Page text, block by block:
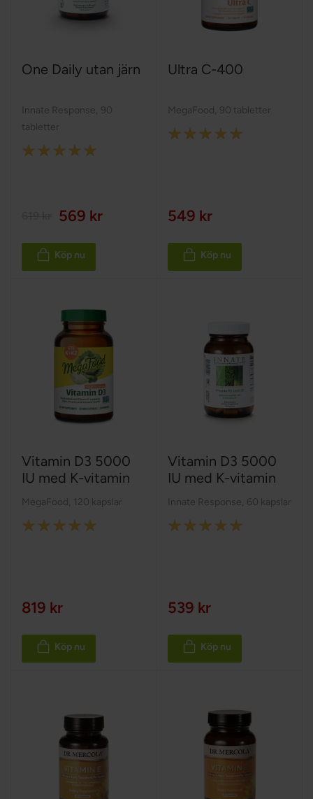
One Daily utan järn
Innate Response 90
tabletter
Rating:
569 kr
Köp nu
Ultra C-400
MegaFood 90 tabletter
Rating:
549 kr
Köp nu
Vitamin D3 5000
IU med K-vitamin
MegaFood 120 kapslar
Rating:
819 kr
Köp nu
Vitamin D3 5000
IU med K-vitamin
Innate Response 60 kapslar
Rating:
539 kr
Köp nu